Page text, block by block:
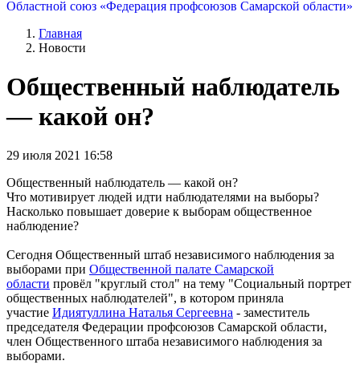
Областной союз «Федерация профсоюзов Самарской области»
Главная
Новости
Общественный наблюдатель
— какой он?
29 июля 2021 16:58
Общественный наблюдатель — какой он?
Что мотивирует людей идти наблюдателями на выборы?
Насколько повышает доверие к выборам общественное
наблюдение?
Сегодня Общественный штаб независимого наблюдения за
выборами при Общественной палате Самарской
области провёл "круглый стол" на тему "Социальный портрет
общественных наблюдателей", в котором приняла
участие Идиятуллина Наталья Сергеевна - заместитель
председателя Федерации профсоюзов Самарской области,
член Общественного штаба независимого наблюдения за
выборами.